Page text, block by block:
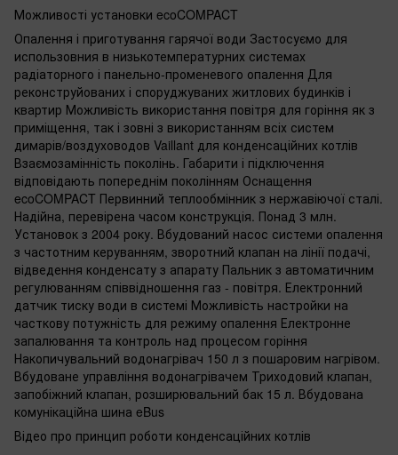
Можливості установки ecoCOMPACT
Опалення і приготування гарячої води Застосуємо для
использовния в низькотемпературних системах
радіаторного і панельно-променевого опалення Для
реконструйованих і споруджуваних житлових будинків і
квартир Можливість використання повітря для горіння як з
приміщення, так і зовні з використанням всіх систем
димарів/воздуховодов Vaillant для конденсаційних котлів
Взаємозамінність поколінь. Габарити і підключення
відповідають попереднім поколінням Оснащення
ecoCOMPACT Первинний теплообмінник з нержавіючої сталі.
Надійна, перевірена часом конструкція. Понад 3 млн.
Установок з 2004 року. Вбудований насос системи опалення
з частотним керуванням, зворотний клапан на лінії подачі,
відведення конденсату з апарату Пальник з автоматичним
регулюванням співвідношення газ - повітря. Електронний
датчик тиску води в системі Можливість настройки на
часткову потужність для режиму опалення Електронне
запалювання та контроль над процесом горіння
Накопичувальний водонагрівач 150 л з пошаровим нагрівом.
Вбудоване управління водонагрівачем Триходовий клапан,
запобіжний клапан, розширювальний бак 15 л. Вбудована
комунікаційна шина eBus
Відео про принцип роботи конденсаційних котлів